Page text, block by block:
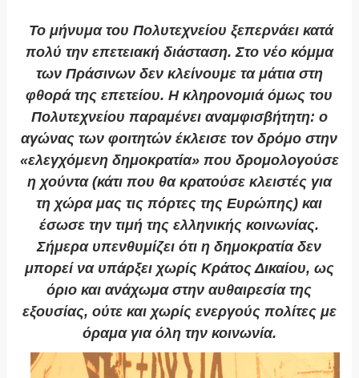
Το μήνυμα του Πολυτεχνείου ξεπερνάει κατά
πολύ την επετειακή διάσταση. Στο νέο κόμμα
των Πράσινων δεν κλείνουμε τα μάτια στη
φθορά της επετείου. Η κληρονομιά όμως του
Πολυτεχνείου παραμένει αναμφισβήτητη: ο
αγώνας των φοιτητών έκλεισε τον δρόμο στην
«ελεγχόμενη δημοκρατία» που δρομολογούσε
η χούντα (κάτι που θα κρατούσε κλειστές για
τη χώρα μας τις πόρτες της Ευρώπης) και
έσωσε την τιμή της ελληνικής κοινωνίας.
Σήμερα υπενθυμίζει ότι η δημοκρατία δεν
μπορεί να υπάρξει χωρίς Κράτος Δικαίου, ως
όριο και ανάχωμα στην αυθαιρεσία της
εξουσίας, ούτε και χωρίς ενεργούς πολίτες με
όραμα για όλη την κοινωνία.